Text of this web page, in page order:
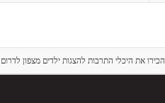
הכירו את היכלי התרבות להצגות ילדים מצפון לדרום